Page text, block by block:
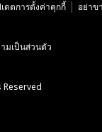
ดตการตั้งค่าคุกกี้ อย่าข
มเป็นส่วนตัว